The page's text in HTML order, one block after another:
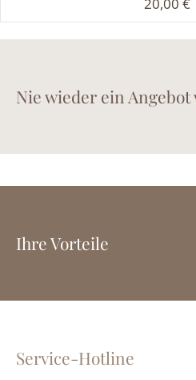
Nie wieder ein Angebot
Ihre Vorteile
Service-Hotline